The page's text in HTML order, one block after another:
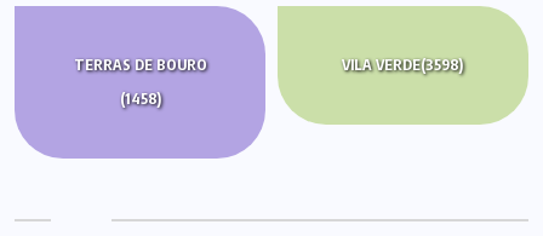
TERRAS DE BOURO
(1458)
VILA VERDE(3598)